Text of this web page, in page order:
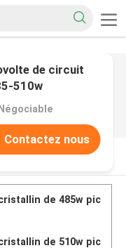
de circuit
510w
Contactez nous
de 485w pic
de 510w pic